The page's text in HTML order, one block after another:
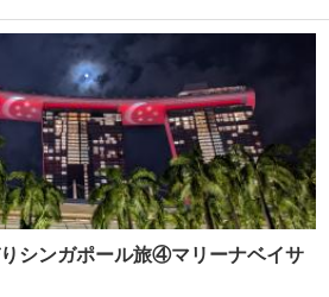
シンガポール旅④マリーナベイサ